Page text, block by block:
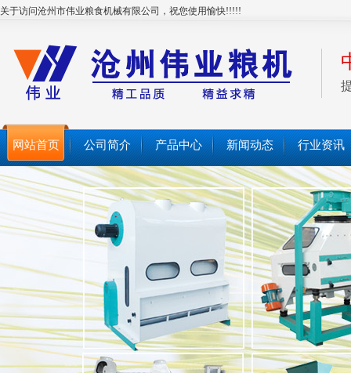
关于访问沧州市伟业粮食机械有限公司，祝您使用愉快!!!!!
网站首页 公司简介 产品中心 新闻动态 行业资讯